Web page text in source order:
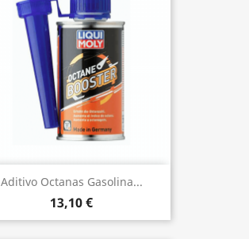
Aditivo Octanas Gasolina...
13,10 €